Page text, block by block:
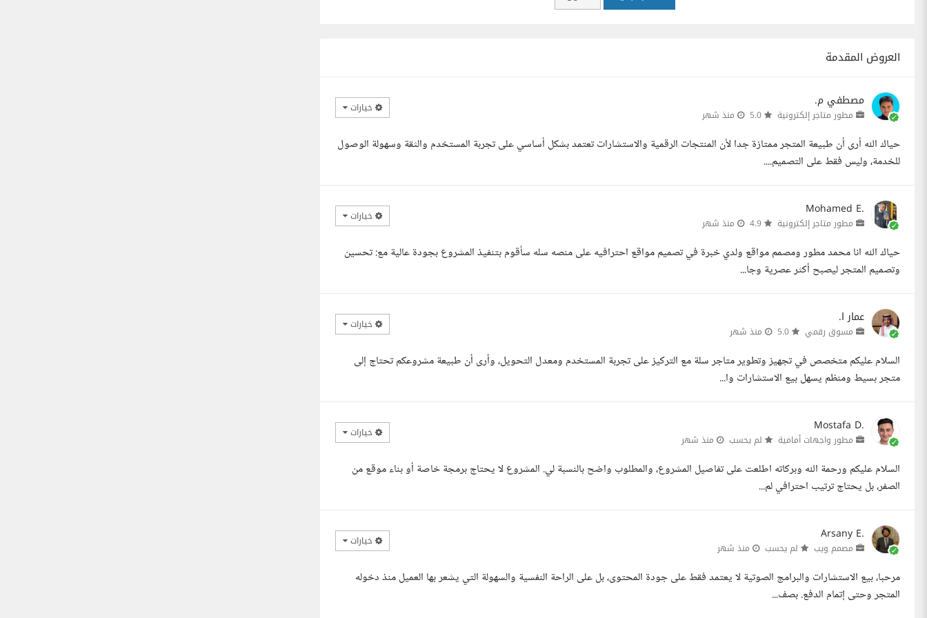
العروض المقدمة
مصطفي م.
مطور متاجر إلكترونية منذ شهر خيارات
حياك الله أرى أن طبيعة المتجر ممتازة جدا لأن المنتجات الرقمية والاستشارات تعتمد بشكل أساسي على تجربة المستخدم والثقة وسهولة الوصول
للخدمة، وليس فقط على التصميم....
Mohamed E.
مطور متاجر إلكترونية منذ شهر خيارات
حياك الله انا محمد مطور ومصمم مواقع ولدي خبرة في تصميم مواقع احترافيه على منصه سله سأقوم بتنفيذ المشروع بجودة عالية مع: تحسين
وتصميم المتجر ليصبح أكثر عصرية وجا...
عمار ا.
مسوق رقمي منذ شهر خيارات
السلام عليكم متخصص في تجهيز وتطوير متاجر سلة مع التركيز على تجربة المستخدم ومعدل التحويل، وأرى أن طبيعة مشروعكم تحتاج إلى
متجر بسيط ومنظم يسهل بيع الاستشارات وا...
Mostafa D.
مطور واجهات أمامية لم يحسب منذ شهر خيارات
السلام عليكم ورحمة الله وبركاته اطلعت على تفاصيل المشروع، والمطلوب واضح بالنسبة لي. المشروع لا يحتاج برمجة خاصة أو بناء موقع من
الصفر، بل يحتاج ترتيب احترافي لم...
Arsany E.
مصمم ويب لم يحسب منذ شهر خيارات
مرحبا، بيع الاستشارات والبرامج الصوتية لا يعتمد فقط على جودة المحتوى، بل على الراحة النفسية والسهولة التي يشعر بها العميل منذ دخوله
المتجر وحتى إتمام الدفع. بصف...